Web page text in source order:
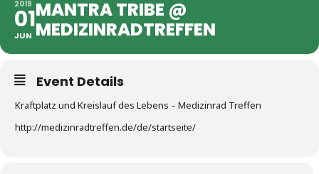
2019
01
JUN
MANTRA TRIBE @
MEDIZINRADTREFFEN
Event Details
Kraftplatz und Kreislauf des Lebens – Medizinrad Treffen
http://medizinradtreffen.de/de/startseite/